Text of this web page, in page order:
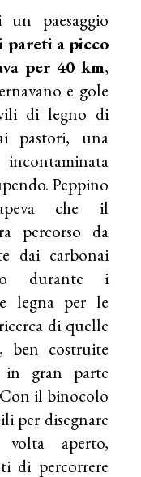
paesaggio
pareti a picco
per 40 km,
e gole
di legno di
pastori, una
Peppino
che il
percorso da
dai carbonai
durante i
legna per le
di quelle
ben costruite
gran parte
il binocolo
per disegnare
aperto,
di percorrere